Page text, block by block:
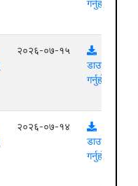
गर्नुहोस्
२०२६-०७-१५
डाउनलोड
गर्नुहोस्
२०२६-०७-१४
डाउनलोड
गर्नुहोस्